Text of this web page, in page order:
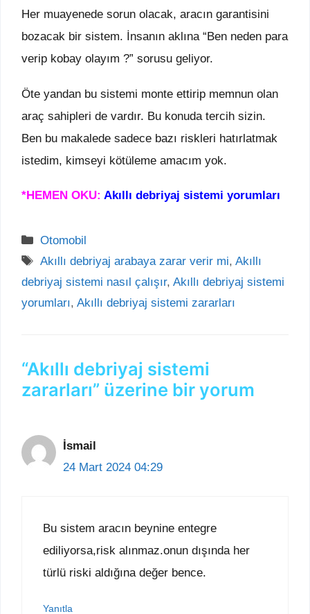
Her muayenede sorun olacak, aracın garantisini
bozacak bir sistem. İnsanın aklına “Ben neden para
verip kobay olayım ?” sorusu geliyor.
Öte yandan bu sistemi monte ettirip memnun olan
araç sahipleri de vardır. Bu konuda tercih sizin.
Ben bu makalede sadece bazı riskleri hatırlatmak
istedim, kimseyi kötüleme amacım yok.
*HEMEN OKU: Akıllı debriyaj sistemi yorumları
Kategoriler
Otomobil
Etiketler
Akıllı debriyaj arabaya zarar verir mi,Akıllı
debriyaj sistemi nasıl çalışır, Akıllı debriyaj sistemi
yorumları, Akıllı debriyaj sistemi zararları
“Akıllı debriyaj sistemi
zararları” üzerine bir yorum
İsmail
24 Mart 2024 04:29
Bu sistem aracın beynine entegre
ediliyorsa,risk alınmaz.onun dışında her
türlü riski aldığına değer bence.
Yanıtla